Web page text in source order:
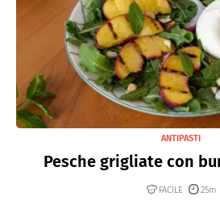
ANTIPASTI
Pesche grigliate con
FACILE 25m